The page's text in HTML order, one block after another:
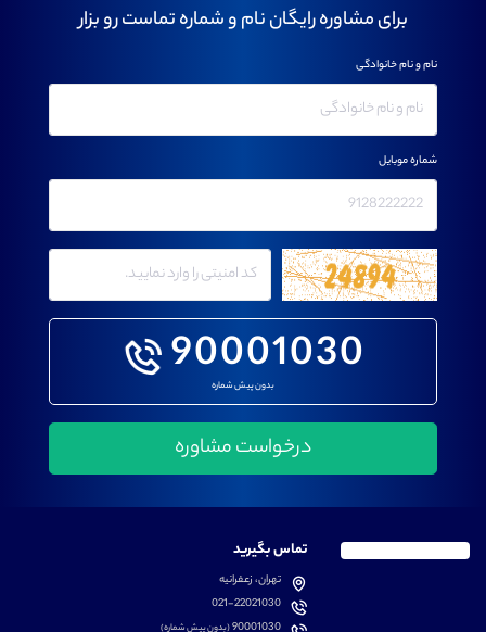
برای مشاوره رایگان نام و شماره تماست رو بزار
90001030
بدون پیش شماره
نام و نام خانوادگی
شماره موبایل
تماس بگیرید
تهران، زعفرانیه
021-22021030
90001030(بدون پیش شماره)